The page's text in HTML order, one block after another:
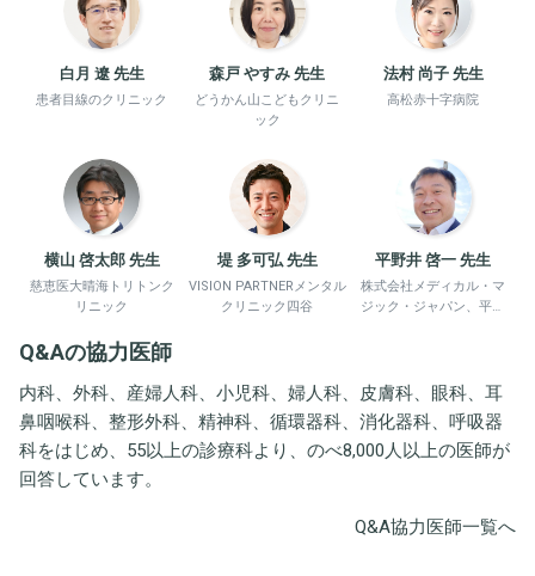
白月 遼 先生
患者目線のクリニック
森戸 やすみ 先生
どうかん山こどもクリニ
ック
法村 尚子 先生
高松赤十字病院
横山 啓太郎 先生
慈恵医大晴海トリトンク
リニック
堤 多可弘 先生
VISION PARTNERメンタル
クリニック四谷
平野井 啓一 先生
株式会社メディカル・マ
ジック・ジャパン、平野
Q&Aの協力医師
内科、外科、産婦人科、小児科、婦人科、皮膚科、眼科、耳
鼻咽喉科、整形外科、精神科、循環器科、消化器科、呼吸器
科をはじめ、55以上の診療科より、のべ8,000人以上の医師が
回答しています。
Q&A協力医師一覧へ